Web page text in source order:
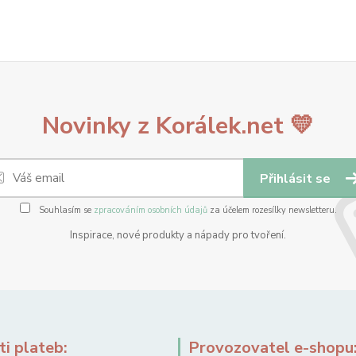
Novinky z Korálek.net 💛
Přihlásit se
Souhlasím se zpracováním osobních údajůza účelem rozesílky newsletteru.
Inspirace, nové produkty a nápady pro tvoření.
plateb: Provozovatel e-shopu: